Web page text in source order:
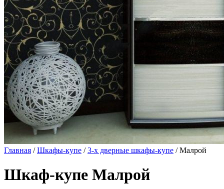
Главная /Шкафы-купе /3-х дверные шкафы-купе / Малрой
Шкаф-купе Малрой